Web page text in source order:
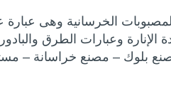
الخرسانية وهى
الإنارة وعبارات الطرق
بلوك – مصنع خراسانة –